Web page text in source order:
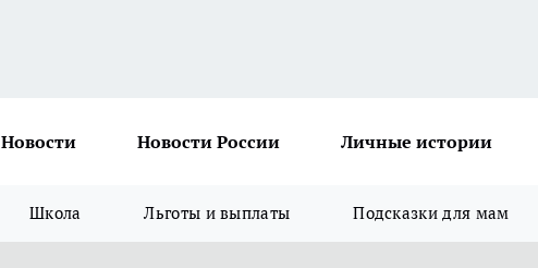
Новости Новости России Личные истории
Школа Льготы и выплаты Подсказки для мам